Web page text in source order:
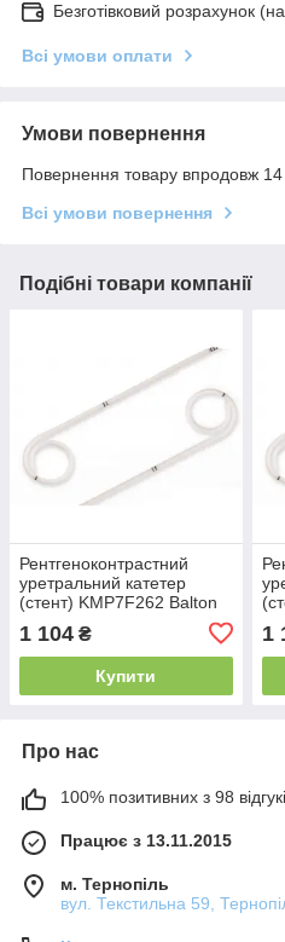
Безготівковий розрахунок
Всі умови оплати
Умови повернення
Повернення товару впродовж 14
Всі умови повернення
Подібні товари компанії
Рентгеноконтрастний
уретральний катетер
(стент) KMP7F262 Balton
1 104 ₴
Купити
1
Про нас
100% позитивних з 98
Працює з 13.11.2015
м. Тернопіль
вул. Текстильна 59,